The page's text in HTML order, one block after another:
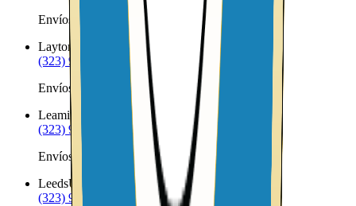
Envíos a Nicaragua desde Laketown
Layton
(323) 953-8100
Envíos a Nicaragua desde Layton
Leamington
(323) 953-8100
Envíos a Nicaragua desde Leamington
LeedsUT
(323) 953-8100